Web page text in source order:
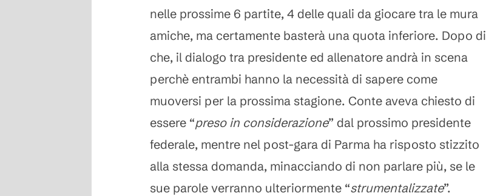
nelle prossime 6 partite, 4 delle quali da giocare tra le mura
amiche, ma certamente basterà una quota inferiore. Dopo di
che, il dialogo tra presidente ed allenatore andrà in scena
perchè entrambi hanno la necessità di sapere come
muoversi per la prossima stagione. Conte aveva chiesto di
essere “preso in considerazione” dal prossimo presidente
federale, mentre nel post-gara di Parma ha risposto stizzito
alla stessa domanda, minacciando di non parlare più, se le
sue parole verranno ulteriormente “strumentalizzate”.